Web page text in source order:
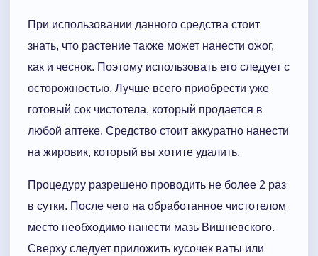
При использовании данного средства стоит
знать, что растение также может нанести ожог,
как и чеснок. Поэтому использовать его следует с
осторожностью. Лучше всего приобрести уже
готовый сок чистотела, который продается в
любой аптеке. Средство стоит аккуратно нанести
на жировик, который вы хотите удалить.
Процедуру разрешено проводить не более 2 раз
в сутки. После чего на обработанное чистотелом
место необходимо нанести мазь Вишневского.
Сверху следует приложить кусочек ваты или